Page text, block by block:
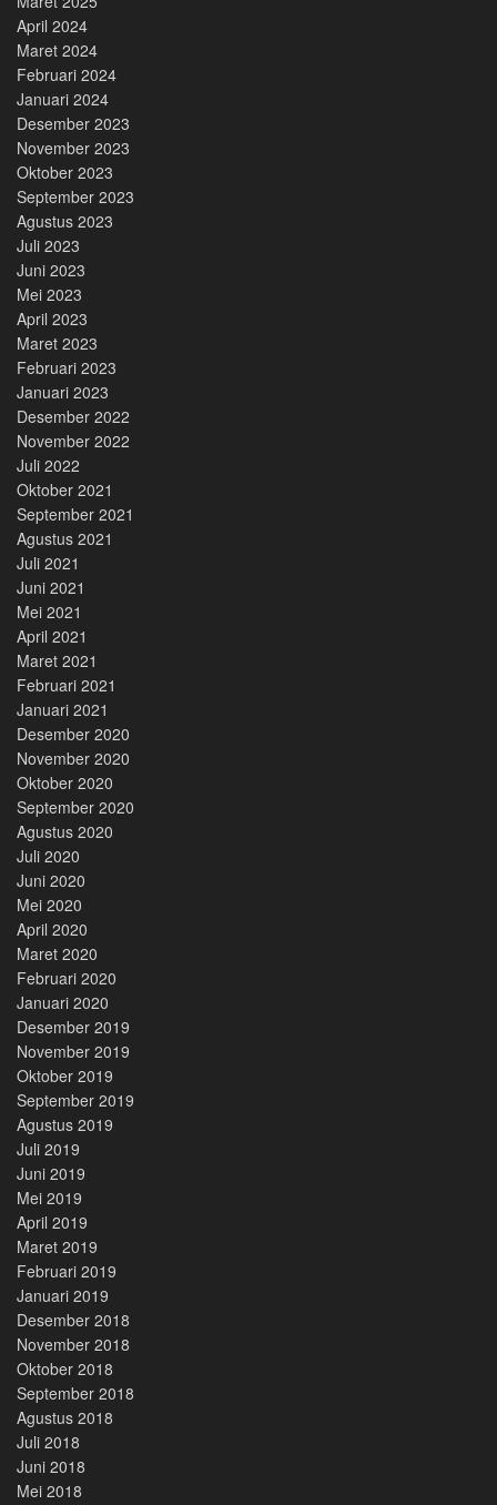
April 2024
Maret 2024
Februari 2024
Januari 2024
Desember 2023
November 2023
Oktober 2023
September 2023
Agustus 2023
Juli 2023
Juni 2023
Mei 2023
April 2023
Maret 2023
Februari 2023
Januari 2023
Desember 2022
November 2022
Juli 2022
Oktober 2021
September 2021
Agustus 2021
Juli 2021
Juni 2021
Mei 2021
April 2021
Maret 2021
Februari 2021
Januari 2021
Desember 2020
November 2020
Oktober 2020
September 2020
Agustus 2020
Juli 2020
Juni 2020
Mei 2020
April 2020
Maret 2020
Februari 2020
Januari 2020
Desember 2019
November 2019
Oktober 2019
September 2019
Agustus 2019
Juli 2019
Juni 2019
Mei 2019
April 2019
Maret 2019
Februari 2019
Januari 2019
Desember 2018
November 2018
Oktober 2018
September 2018
Agustus 2018
Juli 2018
Juni 2018
Mei 2018